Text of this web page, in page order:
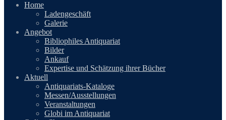
Home
Ladengeschäft
Galerie
Angebot
Bibliophiles Antiquariat
Bilder
Ankauf
Expertise und Schätzung ihrer Bücher
Aktuell
Antiquariats-Kataloge
Messen/Ausstellungen
Veranstaltungen
Globi im Antiquariat